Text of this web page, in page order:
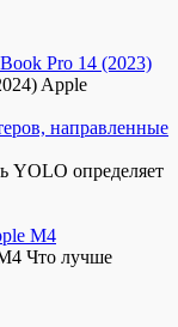
Pro 14 (2023)
Apple
направленные
YOLO определяет
M4
Что лучше